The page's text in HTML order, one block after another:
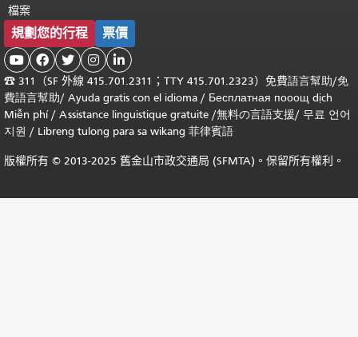
檔案
規劃您的行程 票價
    
☎ 311（SF 外線 415.701.2311；TTY 415.701.2323）免費語言幫助/免
費語言幫助/ Ayuda gratis con el idioma / Бесплатная пооощ dịch
Miễn phí/ Assistance linguistique gratuite /無料の言語支援/ 무료 언어
지원 / Libreng tulong para sa wikang 菲律賓語
版權所有 © 2013-2025 舊金山市政交通局 (SFMTA)。保留所有權利。